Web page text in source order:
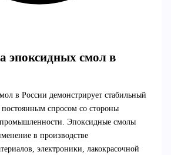
эпоксидных смол в
в России демонстрирует стабильный
спросом со стороны
промышленности. Эпоксидные смолы
в производстве
электроники, лакокрасочной